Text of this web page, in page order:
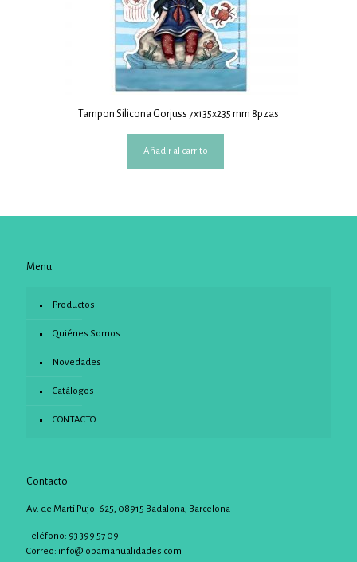
Tampon Silicona Gorjuss 7x135x235 mm 8pzas
Añadir al carrito
Menu
Productos
Quiénes Somos
Novedades
Catálogos
CONTACTO
Contacto
Av. de Martí Pujol 625, 08915 Badalona, Barcelona
Teléfono: 93 399 57 09
Correo: info@lobamanualidades.com